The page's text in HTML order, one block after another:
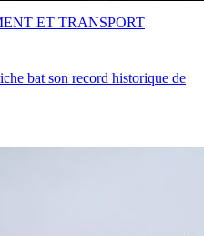
bat son record historique de
ET TRANSPORT